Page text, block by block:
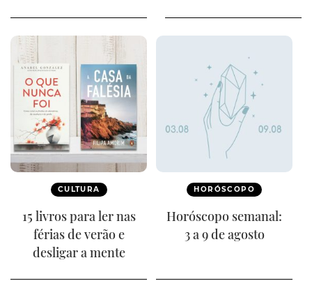
CULTURA
15 livros para ler nas
férias de verão e
desligar a mente
HORÓSCOPO
Horóscopo semanal:
3 a 9 de agosto